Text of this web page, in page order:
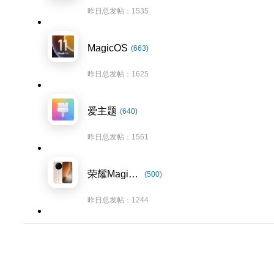
昨日总发帖：1535
MagicOS (663)
昨日总发帖：1625
爱主题 (640)
昨日总发帖：1561
荣耀Magic8系列 (500)
昨日总发帖：1244